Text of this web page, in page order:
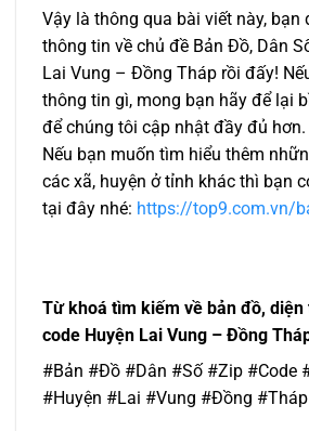
Vậy là thông qua bài viết này, bạn
thông tin về chủ đề Bản Đồ, Dân
Lai Vung – Đồng Tháp rồi đấy!
thông tin gì, mong bạn hãy để lại
để chúng tôi cập nhật đầy đủ hơn.
Nếu bạn muốn tìm hiểu thêm
các xã, huyện ở tỉnh khác thì bạn
tại đây nhé: https://top9.com.vn/
Từ khoá tìm kiếm về bản đồ, diện
code Huyện Lai Vung – Đồng
#Bản #Đồ #Dân #Số #Zip #Code
#Huyện #Lai #Vung #Đồng